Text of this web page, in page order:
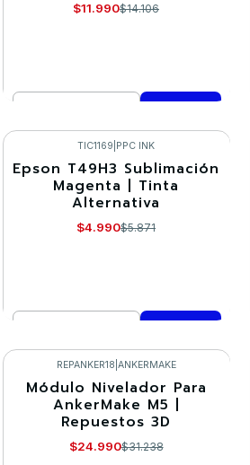
$11.990$14.106
Comprar ahora
-15%
TIC1169 PPC INK
Epson T49H3 Sublimación
Magenta | Tinta
Alternativa
$4.990$5.871
Comprar ahora
-20%
Agotado
REPANKER18 ANKERMAKE
Módulo Nivelador Para
AnkerMake M5 |
Repuestos 3D
$24.990$31.238